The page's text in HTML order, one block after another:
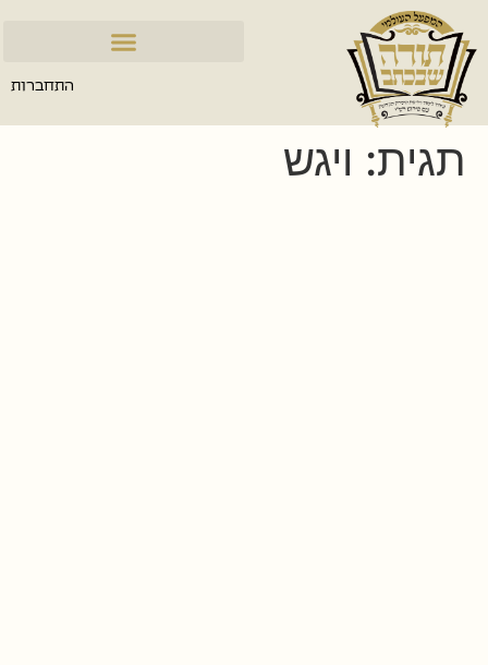
התחברות
תגית: ויגש